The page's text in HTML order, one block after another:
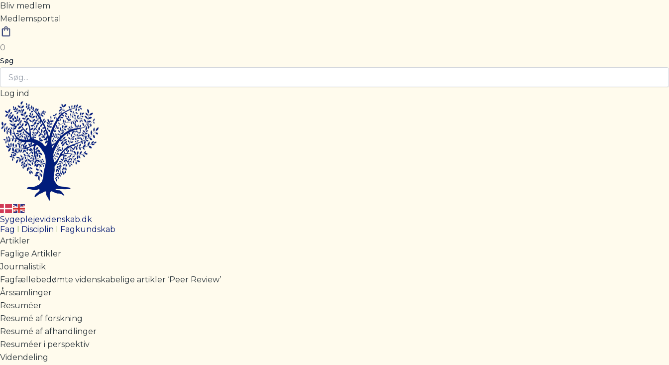
Bliv medlem
Medlemsportal
0
Søg
Log ind
Sygeplejevidenskab.dk
Fag I Disciplin I Fagkundskab
Artikler
Faglige Artikler
Journalistik
Fagfællebedømte videnskabelige artikler ‘Peer Review’
Årssamlinger
Resuméer
Resumé af forskning
Resumé af afhandlinger
Resuméer i perspektiv
Videndeling